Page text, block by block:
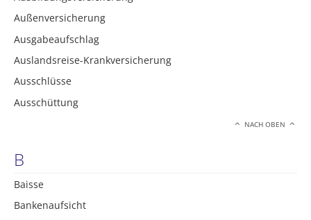
Außenversicherung
Ausgabeaufschlag
Auslandsreise-Krankversicherung
Ausschlüsse
Ausschüttung
NACH OBEN
B
Baisse
Bankenaufsicht